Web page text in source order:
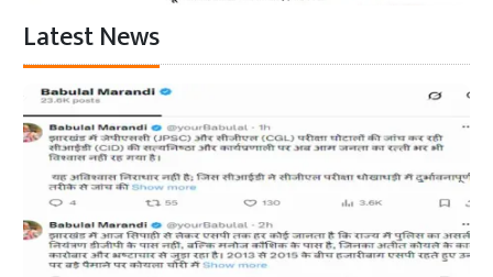
Latest News